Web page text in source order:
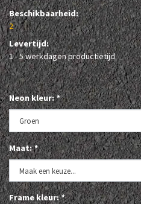
Beschikbaarheid:
2
Levertijd:
1 - 5 werkdagen productietijd
Neon kleur:*
Maat:*
Frame kleur:*